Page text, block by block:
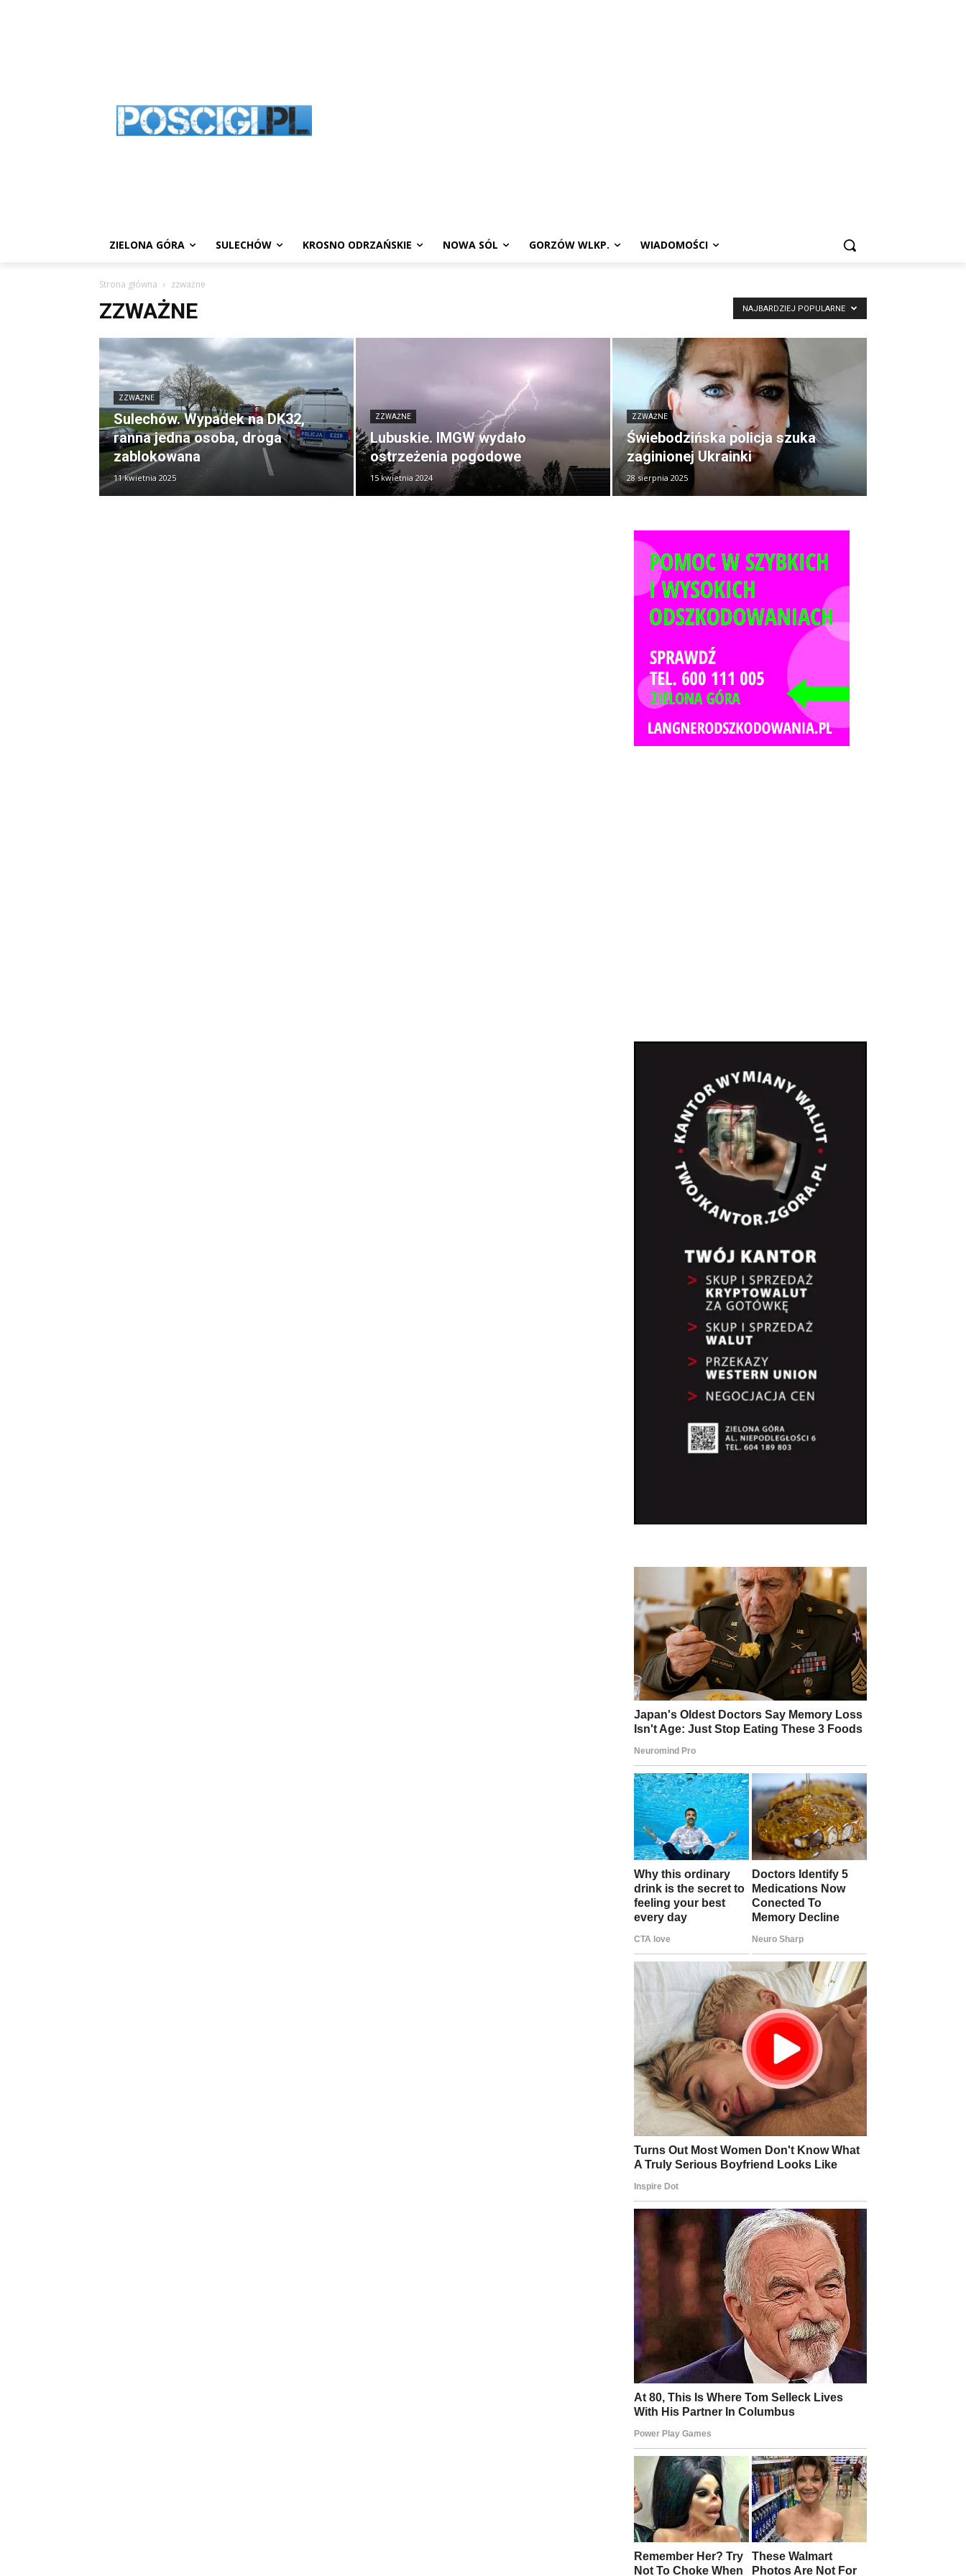
ZIELONA GÓRA SULECHÓW KROSNO ODRZAŃSKIE NOWA SÓL GORZÓW WLKP. WIADOMOŚCI
Strona główna zzważne
ZZWAŻNE NAJBARDZIEJ POPULARNE
ZZWAŻNE
Sulechów. Wypadek na DK32,
ranna jedna osoba, droga
zablokowana
11 kwietnia 2025
ZZWAŻNE
Lubuskie. IMGW wydało
ostrzeżenia pogodowe
15 kwietnia 2024
ZZWAŻNE
Świebodzińska policja szuka
zaginionej Ukrainki
28 sierpnia 2025